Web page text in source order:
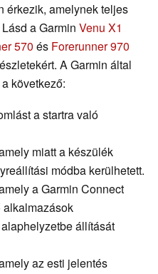
érkezik, amelynek teljes
a Garmin Venu X1
570 és Forerunner 970
A Garmin által
következő:
a startra való
miatt a készülék
módba kerülhetett.
a Garmin Connect
alkalmazások
állítását
az esti jelentés